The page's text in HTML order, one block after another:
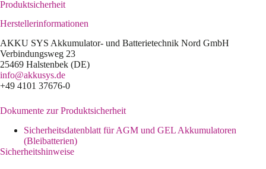
Produktsicherheit
Herstellerinformationen
AKKU SYS Akkumulator- und Batterietechnik Nord GmbH
Verbindungsweg 23
25469 Halstenbek (DE)
info@akkusys.de
+49 4101 37676-0
Dokumente zur Produktsicherheit
Sicherheitsdatenblatt für AGM und GEL Akkumulatoren
(Bleibatterien)
Sicherheitshinweise